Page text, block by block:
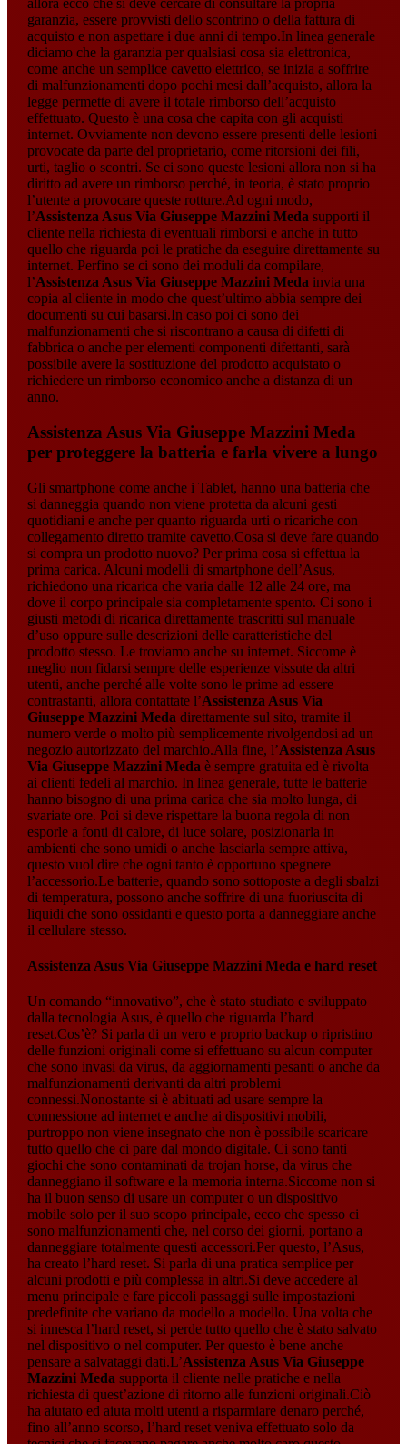
allora ecco che si deve cercare di consultare la propria
garanzia, essere provvisti dello scontrino o della fattura di
acquisto e non aspettare i due anni di tempo.In linea generale
diciamo che la garanzia per qualsiasi cosa sia elettronica,
come anche un semplice cavetto elettrico, se inizia a soffrire
di malfunzionamenti dopo pochi mesi dall’acquisto, allora la
legge permette di avere il totale rimborso dell’acquisto
effettuato. Questo è una cosa che capita con gli acquisti
internet. Ovviamente non devono essere presenti delle lesioni
provocate da parte del proprietario, come ritorsioni dei fili,
urti, taglio o scontri. Se ci sono queste lesioni allora non si ha
diritto ad avere un rimborso perché, in teoria, è stato proprio
l’utente a provocare queste rotture.Ad ogni modo,
l’Assistenza Asus Via Giuseppe Mazzini Meda supporti il
cliente nella richiesta di eventuali rimborsi e anche in tutto
quello che riguarda poi le pratiche da eseguire direttamente su
internet. Perfino se ci sono dei moduli da compilare,
l’Assistenza Asus Via Giuseppe Mazzini Meda invia una
copia al cliente in modo che quest’ultimo abbia sempre dei
documenti su cui basarsi.In caso poi ci sono dei
malfunzionamenti che si riscontrano a causa di difetti di
fabbrica o anche per elementi componenti difettanti, sarà
possibile avere la sostituzione del prodotto acquistato o
richiedere un rimborso economico anche a distanza di un
anno.
Assistenza Asus Via Giuseppe Mazzini Meda
per proteggere la batteria e farla vivere a lungo
Gli smartphone come anche i Tablet, hanno una batteria che
si danneggia quando non viene protetta da alcuni gesti
quotidiani e anche per quanto riguarda urti o ricariche con
collegamento diretto tramite cavetto.Cosa si deve fare quando
si compra un prodotto nuovo? Per prima cosa si effettua la
prima carica. Alcuni modelli di smartphone dell’Asus,
richiedono una ricarica che varia dalle 12 alle 24 ore, ma
dove il corpo principale sia completamente spento. Ci sono i
giusti metodi di ricarica direttamente trascritti sul manuale
d’uso oppure sulle descrizioni delle caratteristiche del
prodotto stesso. Le troviamo anche su internet. Siccome è
meglio non fidarsi sempre delle esperienze vissute da altri
utenti, anche perché alle volte sono le prime ad essere
contrastanti, allora contattate l’Assistenza Asus Via
Giuseppe Mazzini Meda direttamente sul sito, tramite il
numero verde o molto più semplicemente rivolgendosi ad un
negozio autorizzato del marchio.Alla fine, l’Assistenza Asus
Via Giuseppe Mazzini Meda è sempre gratuita ed è rivolta
ai clienti fedeli al marchio. In linea generale, tutte le batterie
hanno bisogno di una prima carica che sia molto lunga, di
svariate ore. Poi si deve rispettare la buona regola di non
esporle a fonti di calore, di luce solare, posizionarla in
ambienti che sono umidi o anche lasciarla sempre attiva,
questo vuol dire che ogni tanto è opportuno spegnere
l’accessorio.Le batterie, quando sono sottoposte a degli sbalzi
di temperatura, possono anche soffrire di una fuoriuscita di
liquidi che sono ossidanti e questo porta a danneggiare anche
il cellulare stesso.
Assistenza Asus Via Giuseppe Mazzini Meda e hard reset
Un comando “innovativo”, che è stato studiato e sviluppato
dalla tecnologia Asus, è quello che riguarda l’hard
reset.Cos’è? Si parla di un vero e proprio backup o ripristino
delle funzioni originali come si effettuano su alcun computer
che sono invasi da virus, da aggiornamenti pesanti o anche da
malfunzionamenti derivanti da altri problemi
connessi.Nonostante si è abituati ad usare sempre la
connessione ad internet e anche ai dispositivi mobili,
purtroppo non viene insegnato che non è possibile scaricare
tutto quello che ci pare dal mondo digitale. Ci sono tanti
giochi che sono contaminati da trojan horse, da virus che
danneggiano il software e la memoria interna.Siccome non si
ha il buon senso di usare un computer o un dispositivo
mobile solo per il suo scopo principale, ecco che spesso ci
sono malfunzionamenti che, nel corso dei giorni, portano a
danneggiare totalmente questi accessori.Per questo, l’Asus,
ha creato l’hard reset. Si parla di una pratica semplice per
alcuni prodotti e più complessa in altri.Si deve accedere al
menu principale e fare piccoli passaggi sulle impostazioni
predefinite che variano da modello a modello. Una volta che
si innesca l’hard reset, si perde tutto quello che è stato salvato
nel dispositivo o nel computer. Per questo è bene anche
pensare a salvataggi dati.L’Assistenza Asus Via Giuseppe
Mazzini Meda supporta il cliente nelle pratiche e nella
richiesta di quest’azione di ritorno alle funzioni originali.Ciò
ha aiutato ed aiuta molti utenti a risparmiare denaro perché,
fino all’anno scorso, l’hard reset veniva effettuato solo da